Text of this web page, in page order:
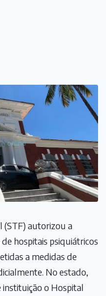
(STF) autorizou a
hospitais psiquiátricos
a medidas de
No estado,
o Hospital